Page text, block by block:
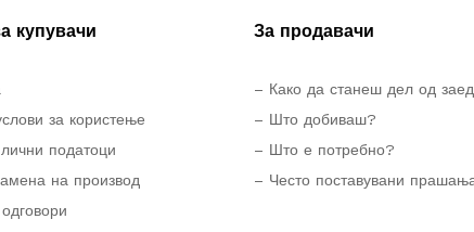
купувачи
за користење
податоци
на производ
За продавачи
– Како да станеш дел од
– Што добиваш?
– Што е потребно?
– Често поставувани